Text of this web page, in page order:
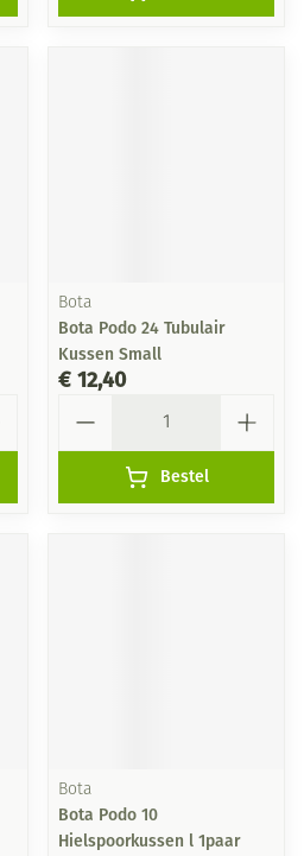
Bota
Bota Podo 24 Tubulair
Kussen Small
€ 12,40
Bestel
Bota
Bota Podo 10
Hielspoorkussen l 1paar